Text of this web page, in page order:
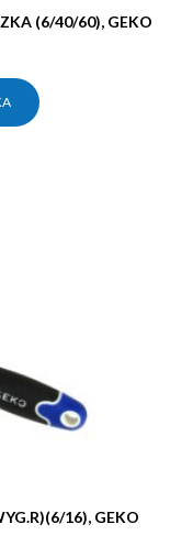
(6/40/60), GEKO
16), GEKO